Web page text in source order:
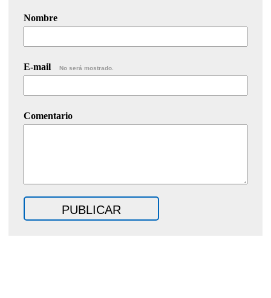
Nombre
E-mail No será mostrado.
Comentario